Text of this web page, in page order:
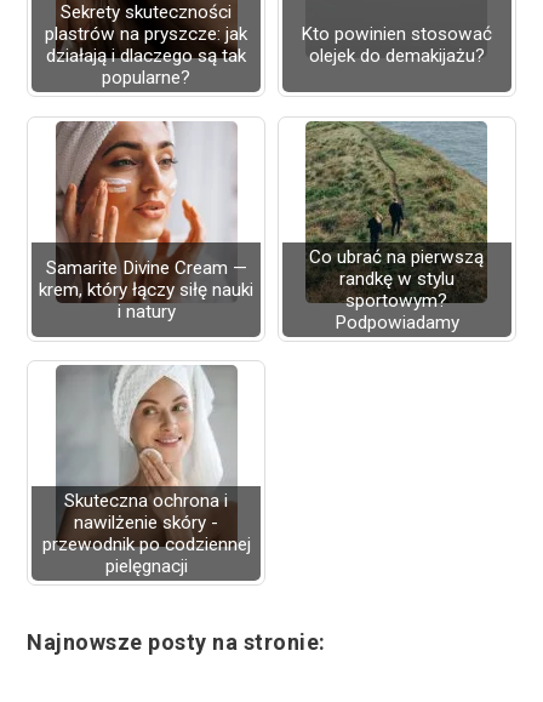
Sekrety skuteczności
plastrów na pryszcze: jak
działają i dlaczego są tak
popularne?
Kto powinien stosować
olejek do demakijażu?
Samarite Divine Cream —
krem, który łączy siłę nauki
i natury
Co ubrać na pierwszą
randkę w stylu
sportowym?
Podpowiadamy
Skuteczna ochrona i
nawilżenie skóry -
przewodnik po codziennej
pielęgnacji
Najnowsze posty na stronie: